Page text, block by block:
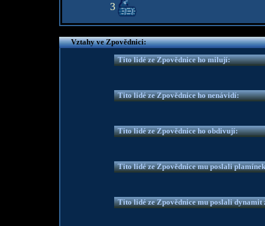
3
Vztahy ve Zpovědnici:
Tito lidé ze Zpovědnice ho milují:
Tito lidé ze Zpovědnice ho nenávidí:
Tito lidé ze Zpovědnice ho obdivují:
Tito lidé ze Zpovědnice mu poslali
Tito lidé ze Zpovědnice mu poslali dynamit